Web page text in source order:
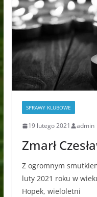
SPRAWY KLUBOWE
19 lutego 2021 admin
Zmarł
Z ogromnym
luty 2021 roku w
Hopek, wieloletni